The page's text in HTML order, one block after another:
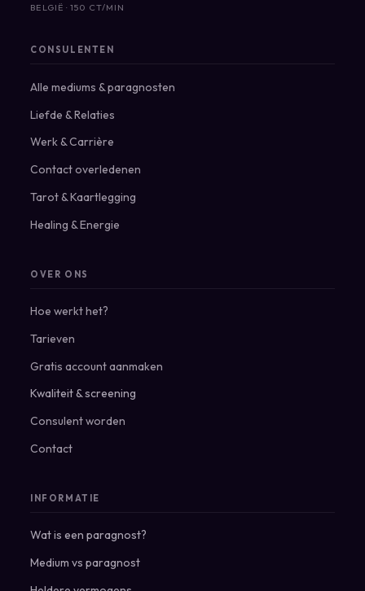
BELGIË · 150 CT/MIN
CONSULENTEN
Alle mediums & paragnosten
Liefde & Relaties
Werk & Carrière
Contact overledenen
Tarot & Kaartlegging
Healing & Energie
OVER ONS
Hoe werkt het?
Tarieven
Gratis account aanmaken
Kwaliteit & screening
Consulent worden
Contact
INFORMATIE
Wat is een paragnost?
Medium vs paragnost